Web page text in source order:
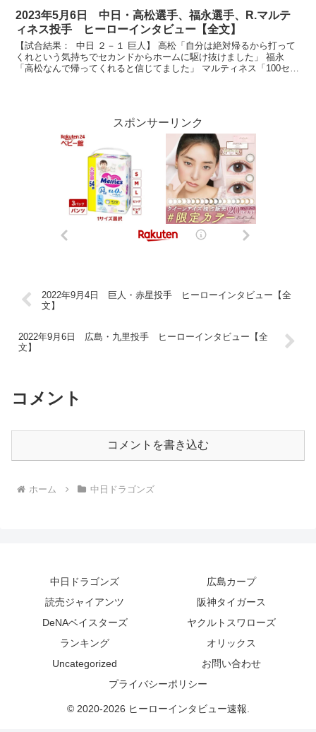
2023年5月6日 中日・高松選手、福永選手、R.マルテ
ィネス投手 ヒーローインタビュー【全文】
【試合結果： 中日 ２－１ 巨人】 高松「自分は絶対帰るから打って
くれという気持ちでセカンドからホームに駆け抜けました」 福永
「高松なんで帰ってくれると信じてました」 マルティネス「100セー
スポンサーリンク
2022年9月4日 巨人・赤星投手 ヒーローインタビュー【全
文】
2022年9月6日 広島・九里投手 ヒーローインタビュー【全
文】
コメント
コメントを書き込む
ホーム 中日ドラゴンズ
中日ドラゴンズ
広島カープ
読売ジャイアンツ
阪神タイガース
DeNAベイスターズ
ヤクルトスワローズ
ランキング
オリックス
Uncategorized
お問い合わせ
プライバシーポリシー
© 2020-2026 ヒーローインタビュー速報.